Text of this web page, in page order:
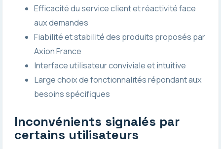
Efficacité du service client et réactivité face
aux demandes
Fiabilité et stabilité des produits proposés par
Axion France
Interface utilisateur conviviale et intuitive
Large choix de fonctionnalités répondant aux
besoins spécifiques
Inconvénients signalés par
certains utilisateurs